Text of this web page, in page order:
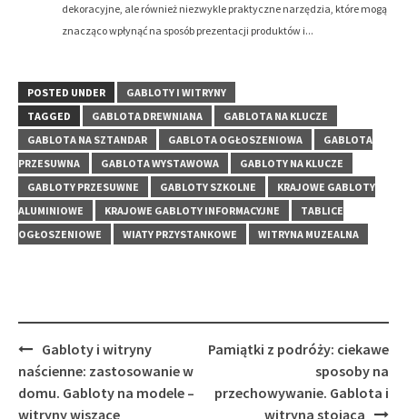
dekoracyjne, ale również niezwykle praktyczne narzędzia, które mogą
znacząco wpłynąć na sposób prezentacji produktów i...
POSTED UNDER
GABLOTY I WITRYNY
TAGGED
GABLOTA DREWNIANA
GABLOTA NA KLUCZE
GABLOTA NA SZTANDAR
GABLOTA OGŁOSZENIOWA
GABLOTA
PRZESUWNA
GABLOTA WYSTAWOWA
GABLOTY NA KLUCZE
GABLOTY PRZESUWNE
GABLOTY SZKOLNE
KRAJOWE GABLOTY
ALUMINIOWE
KRAJOWE GABLOTY INFORMACYJNE
TABLICE
OGŁOSZENIOWE
WIATY PRZYSTANKOWE WITRYNA MUZEALNA
Post
navigation
Gabloty i witryny
naścienne: zastosowanie w
domu. Gabloty na modele –
witryny wiszące
Pamiątki z podróży: ciekawe
sposoby na
przechowywanie. Gablota i
witryna stojąca